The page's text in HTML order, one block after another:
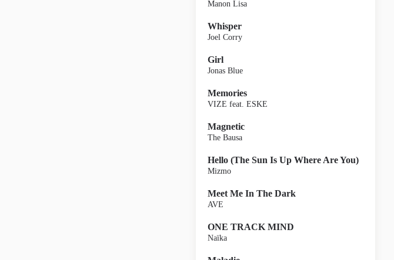
Manon Lisa
Whisper
Joel Corry
Girl
Jonas Blue
Memories
VIZE feat. ESKE
Magnetic
The Bausa
Hello (The Sun Is Up Where Are You)
Mizmo
Meet Me In The Dark
AVE
ONE TRACK MIND
Naïka